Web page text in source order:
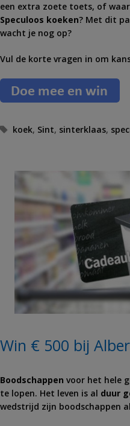
een extra zoete toets, of
Speculoos koeken? Met dit
wacht je nog op?
Vul de korte vragen in om
T
koek, Sint, sinterklaas,
Win € 500 bij
Boodschappen voor het hele
te lopen. Het leven is al duur
wedstrijd zijn boodschappen